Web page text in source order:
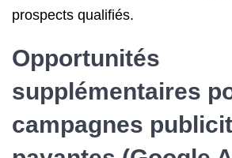
prospects qualifiés.
Opportunités
supplémentaires
campagnes